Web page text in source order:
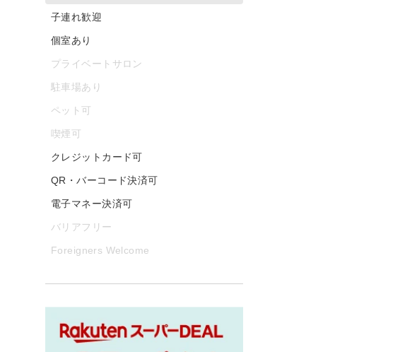
子連れ歓迎
個室あり
プライベートサロン
駐車場あり
ペット可
喫煙可
クレジットカード可
QR・バーコード決済可
電子マネー決済可
バリアフリー
Foreigners Welcome